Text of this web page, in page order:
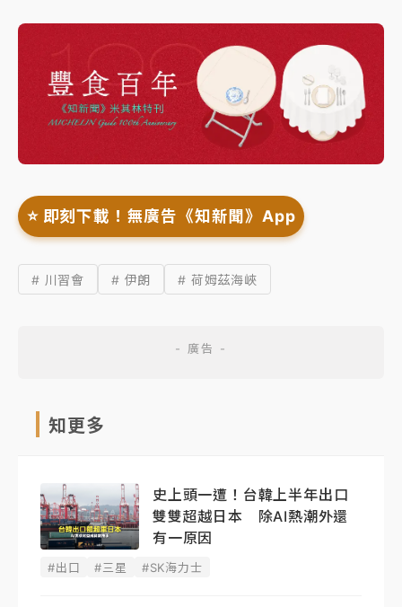
⭐️ 即刻下載！無廣告《知新聞》App
# 川習會 # 伊朗 # 荷姆茲海峽
知更多
史上頭一遭！台韓上半年出口
雙雙超越日本 除AI熱潮外還
有一原因
#出口 #三星 #SK海力士